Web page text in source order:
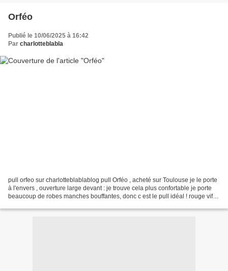
Orféo
Publié le 10/06/2025 à 16:42
Par charlotteblabla
pull orfeo sur charlotteblablablog pull Orféo , acheté sur Toulouse je le porte
à l'envers , ouverture large devant : je trouve cela plus confortable je porte
beaucoup de robes manches bouffantes, donc c est le pull idéal ! rouge vif